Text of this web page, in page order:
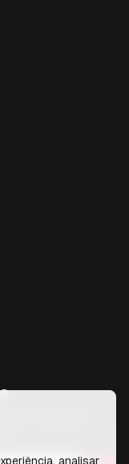
e novidades
analisar